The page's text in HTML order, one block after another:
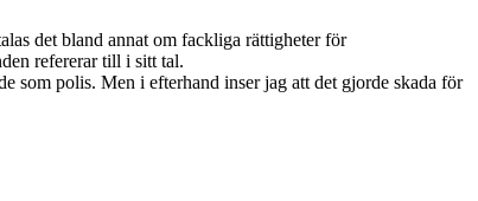
det bland annat om fackliga rättigheter för
refererar till i sitt tal.
som polis. Men i efterhand inser jag att det gjorde skada för